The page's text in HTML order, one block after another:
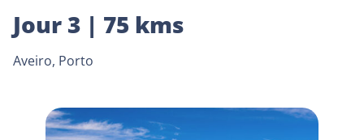
Jour 3 | 75 kms
Aveiro, Porto